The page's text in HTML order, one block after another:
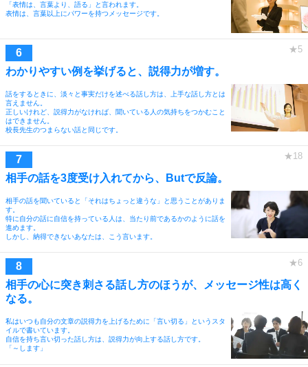
「表情は、言葉より、語る」と言われます。
表情は、言葉以上にパワーを持つメッセージです。
わかりやすい例を挙げると、説得力が増す。
話をするときに、淡々と事実だけを述べる話し方は、上手な話し方とは
言えません。
正しいけれど、説得力がなければ、聞いている人の気持ちをつかむこと
はできません。
校長先生のつまらない話と同じです。
相手の話を3度受け入れてから、Butで反論。
相手の話を聞いていると「それはちょっと違うな」と思うことがありま
す。
特に自分の話に自信を持っている人は、当たり前であるかのように話を
進めます。
しかし、納得できないあなたは、こう言います。
相手の心に突き刺さる話し方のほうが、メッセージ性は高く
なる。
私はいつも自分の文章の説得力を上げるために「言い切る」というスタ
イルで書いています。
自信を持ち言い切った話し方は、説得力が向上する話し方です。
「～します」